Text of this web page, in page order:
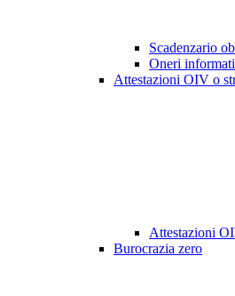
Scadenzario
Oneri
Attestazioni OIV o
Attestazioni
Burocrazia zero